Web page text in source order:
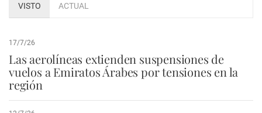
VISTO ACTUAL
17/7/26
Las aerolíneas extienden suspensiones de
vuelos a Emiratos Árabes por tensiones en la
región